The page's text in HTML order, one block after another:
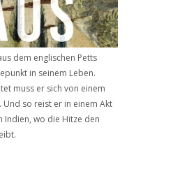
dem englischen Petts
in seinem Leben.
muss er sich von einem
so reist er in einem Akt
Indien, wo die Hitze den